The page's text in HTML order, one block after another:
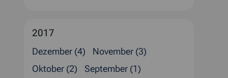
2017
Dezember (4)
November (3)
Oktober (2)
September (1)